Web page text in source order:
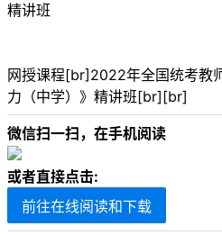
精讲班
网授课程[br]2022年全国统考教
力（中学）》精讲班[br][br]
微信扫一扫，在手机阅读
或者直接点击:
前往在线阅读和下载